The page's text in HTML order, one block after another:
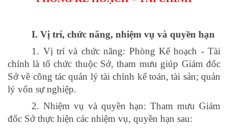
I. Vị trí, chức năng, nhiệm vụ và quyền hạn
1. Vị trí và chức năng: Phòng Kế hoạch - Tài
chính là tổ chức thuộc Sở, tham mưu giúp Giám đốc
Sở về công tácquản lý tài chính kế toán, tài sản; quản
lý vốn sự nghiệp.
2. Nhiệm vụ và quyền hạn: Tham mưu Giám
đốc Sở thực hiện các nhiệm vụ, quyền hạn sau: